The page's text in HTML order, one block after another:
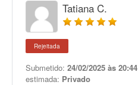
Tatiana C.
Rejeitada
Submetido: 24/02/2025 às 20:44
estimada: Privado